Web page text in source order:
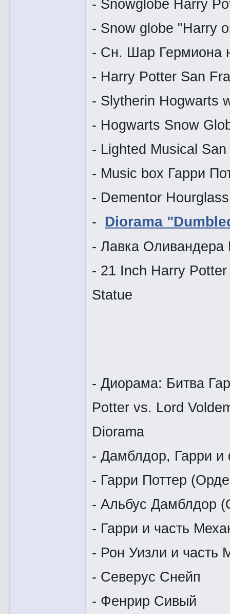
- Snowglobe Harry
- Snow globe "Harry
- Сн. Шар Гермиона
- Harry Potter San
- Slytherin Hogwarts
- Hogwarts Snow
- Lighted Musical
- Music box Гарри
- Dementor Hourglass
- Diorama
- Лавка Оливандера
- 21 Inch Harry
Statue
- Диорама: Битва
Potter vs. Lord
Diorama
- Дамблдор, Гарри и
- Гарри Поттер
- Альбус Дамблдор
- Гарри и часть
- Рон Уизли и часть
- Северус Снейп
- Фенрир Сивый